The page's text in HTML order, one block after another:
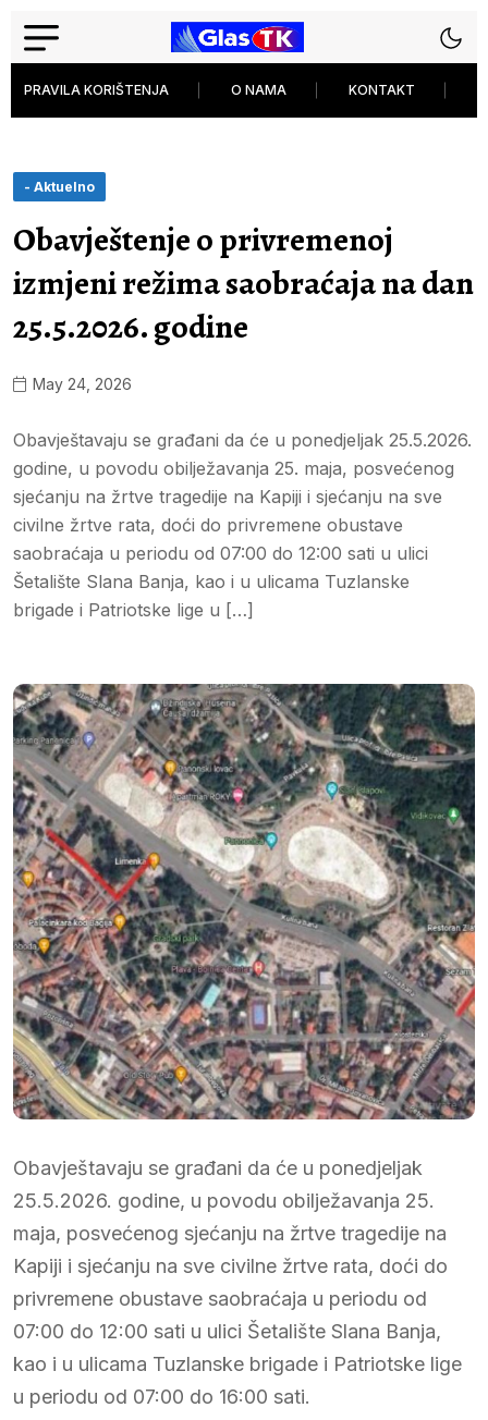
PRAVILA KORIŠTENJA O NAMA KONTAKT
- Aktuelno
Obavještenje o privremenoj
izmjeni režima saobraćaja na dan
25.5.2026. godine
May 24, 2026
Obavještavaju se građani da će u ponedjeljak 25.5.2026.
godine, u povodu obilježavanja 25. maja, posvećenog
sjećanju na žrtve tragedije na Kapiji i sjećanju na sve
civilne žrtve rata, doći do privremene obustave
saobraćaja u periodu od 07:00 do 12:00 sati u ulici
Šetalište Slana Banja, kao i u ulicama Tuzlanske
brigade i Patriotske lige u […]
Obavještavaju se građani da će u ponedjeljak
25.5.2026. godine, u povodu obilježavanja 25.
maja, posvećenog sjećanju na žrtve tragedije na
Kapiji i sjećanju na sve civilne žrtve rata, doći do
privremene obustave saobraćaja u periodu od
07:00 do 12:00 sati u ulici Šetalište Slana Banja,
kao i u ulicama Tuzlanske brigade i Patriotske lige
u periodu od 07:00 do 16:00 sati.